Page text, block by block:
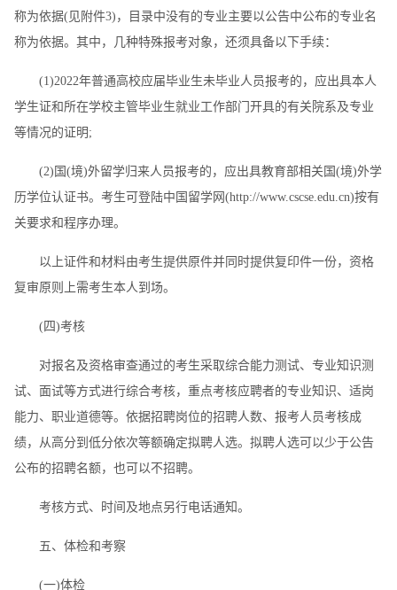
称为依据(见附件3)，目录中没有的专业主要以公告中公布的专业名
称为依据。其中，几种特殊报考对象，还须具备以下手续：
(1)2022年普通高校应届毕业生未毕业人员报考的，应出具本人
学生证和所在学校主管毕业生就业工作部门开具的有关院系及专业
等情况的证明;
(2)国(境)外留学归来人员报考的，应出具教育部相关国(境)外学
历学位认证书。考生可登陆中国留学网(http://www.cscse.edu.cn)按有
关要求和程序办理。
以上证件和材料由考生提供原件并同时提供复印件一份，资格
复审原则上需考生本人到场。
(四)考核
对报名及资格审查通过的考生采取综合能力测试、专业知识测
试、面试等方式进行综合考核，重点考核应聘者的专业知识、适岗
能力、职业道德等。依据招聘岗位的招聘人数、报考人员考核成
绩，从高分到低分依次等额确定拟聘人选。拟聘人选可以少于公告
公布的招聘名额，也可以不招聘。
考核方式、时间及地点另行电话通知。
五、体检和考察
(一)体检